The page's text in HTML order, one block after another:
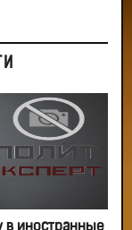
в иностранные